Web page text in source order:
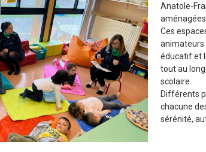
Anatole-
aménagées.
Ces
animateurs
éducatif et
tout au
scolaire.
Différents
chacune
sérénité,